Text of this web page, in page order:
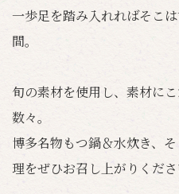
一歩足を踏み入れればそこ
間。
旬の素材を使用し、素材に
数々。
博多名物もつ鍋＆水炊き、
理をぜひお召し上がりくださ